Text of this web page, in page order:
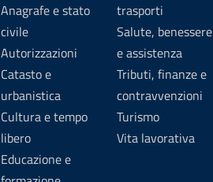
Anagrafe e stato
civile
Autorizzazioni
Catasto e
urbanistica
Cultura e tempo
libero
Educazione e
trasporti
Salute, benessere
e assistenza
Tributi, finanze e
contravvenzioni
Turismo
Vita lavorativa